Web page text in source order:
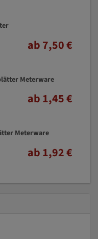
ab 7,50 €
Meterware
ab 1,45 €
Meterware
ab 1,92 €